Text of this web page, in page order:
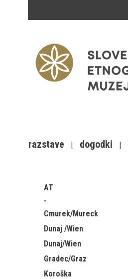
razstave dogodki
AT
Cmurek/Mureck
Dunaj /Wien
Dunaj/Wien
Gradec/Graz
Koroška